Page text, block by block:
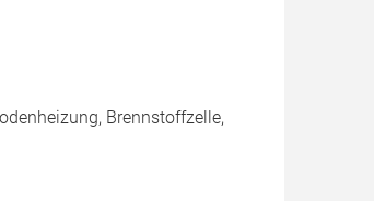
Brennstoffzelle,